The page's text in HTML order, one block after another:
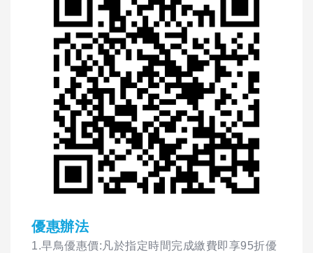
優惠辦法
1.早鳥優惠價:凡於指定時間完成繳費即享95折優